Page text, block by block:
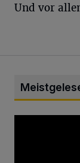
Und vor